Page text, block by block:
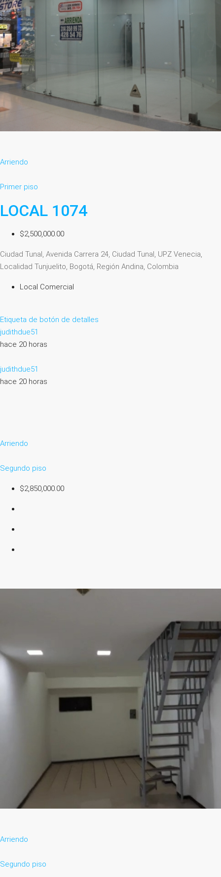
Arriendo
Primer piso
LOCAL 1074
$2,500,000.00
Ciudad Tunal, Avenida Carrera 24, Ciudad Tunal, UPZ Venecia,
Localidad Tunjuelito, Bogotá, Región Andina, Colombia
Local Comercial
Etiqueta de botón de detalles
judithdue51
hace 20 horas
judithdue51
hace 20 horas
Arriendo
Segundo piso
$2,850,000.00
Arriendo
Segundo piso